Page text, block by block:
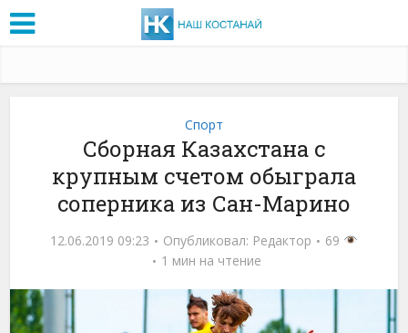
Спорт
Сборная Казахстана с
крупным счетом обыграла
соперника из Сан-Марино
12.06.2019 09:23 Опубликовал: Редактор
69
1 мин на чтение